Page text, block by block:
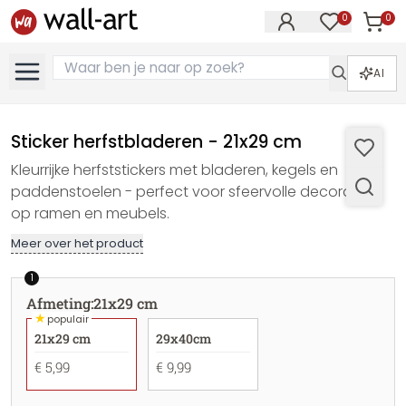
0 0
AI
Sticker herfstbladeren - 21x29 cm
Kleurrijke herfststickers met bladeren, kegels en
paddenstoelen - perfect voor sfeervolle decoraties
op ramen en meubels.
Meer over het product
1
Afmeting:21x29 cm
★populair
21x29 cm
€ 5,99
29x40cm
€ 9,99